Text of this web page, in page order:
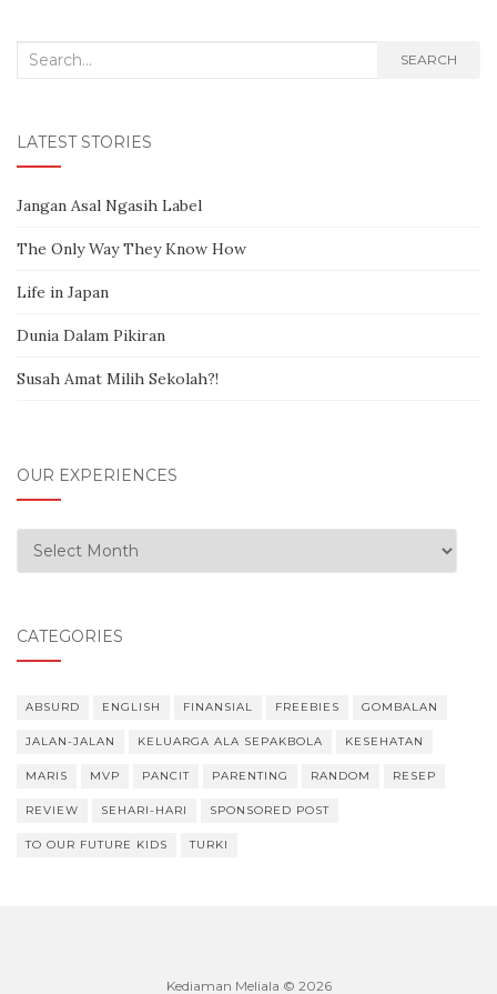
Search for: SEARCH
LATEST STORIES
Jangan Asal Ngasih Label
The Only Way They Know How
Life in Japan
Dunia Dalam Pikiran
Susah Amat Milih Sekolah?!
OUR EXPERIENCES
Our Experiences
CATEGORIES
ABSURD ENGLISH FINANSIAL FREEBIES GOMBALAN
JALAN-JALAN KELUARGA ALA SEPAKBOLA KESEHATAN
MARIS MVP PANCIT PARENTING RANDOM RESEP
REVIEW SEHARI-HARI SPONSORED POST
TO OUR FUTURE KIDS TURKI
Kediaman Meliala © 2026